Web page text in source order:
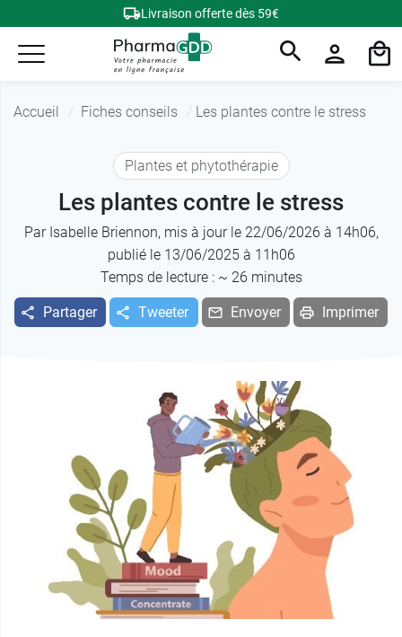
Livraison offerte dès 59€
Accueil Fiches conseils Les plantes contre le stress
Plantes et phytothérapie
Les plantes contre le stress
Par Isabelle Briennon, mis à jour le 22/06/2026 à 14h06,
publié le 13/06/2025 à 11h06
Temps de lecture : ~ 26 minutes
Partager Tweeter Envoyer Imprimer